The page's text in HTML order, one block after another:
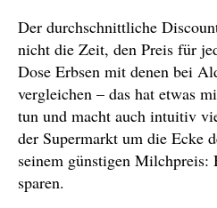
Der durchschnittliche
nicht die Zeit, den Preis für
Dose Erbsen mit denen bei
vergleichen – das hat etwas
tun und macht auch intuitiv
der Supermarkt um die Ecke
seinem günstigen Milchpreis:
sparen.